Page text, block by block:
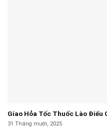
Giao Hỏa Tốc Thuốc Lào Điếu
31 Tháng mười, 2025